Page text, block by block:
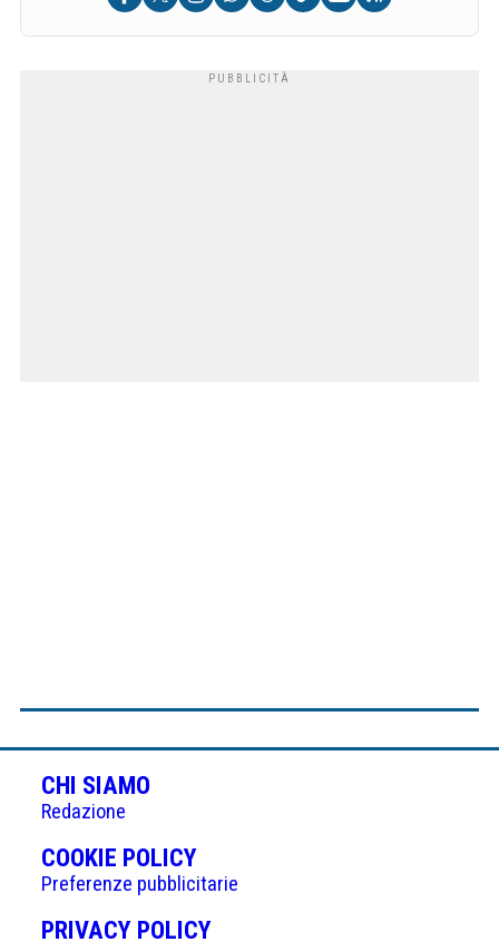
CHI SIAMO
Redazione
COOKIE POLICY(APRE
IN
UNA
Preferenze pubblicitarie
PRIVACY POLICY(APRE